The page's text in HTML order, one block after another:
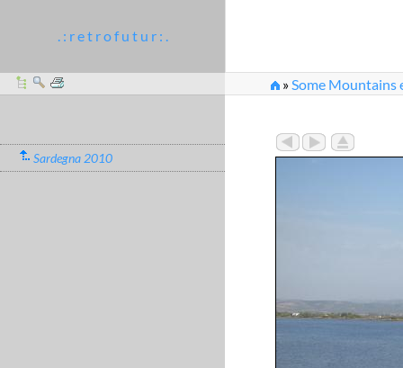
. : r e t r o f u t u r : .
»Some Mountains
Sardegna 2010